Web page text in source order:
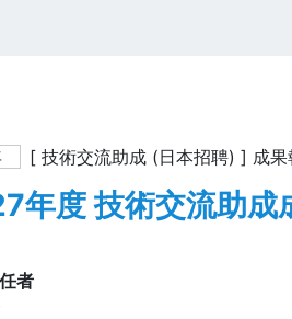
[ 技術交流助成 (日本招聘) ] 成
年度 技術交流助成
者